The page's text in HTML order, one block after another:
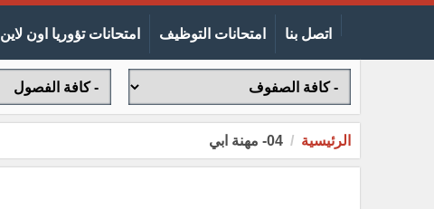
اتصل بنا امتحانات التوظيف امتحانات تؤوريا اون لاين
الرئيسية 04- مهنة ابي